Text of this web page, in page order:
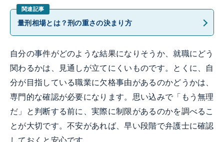
量刑相場とは？刑の重さの決まり方
自分の事件がどのような結果になりそうか、就職にどう
関わるかは、見通しが立てにくいものです。とくに、自
分が目指している職業に欠格事由があるのかどうかは、
専門的な確認が必要になります。思い込みで「もう無理
だ」と判断する前に、実際に制限があるのかを調べるこ
とが大切です。不安があれば、早い段階で弁護士に確認